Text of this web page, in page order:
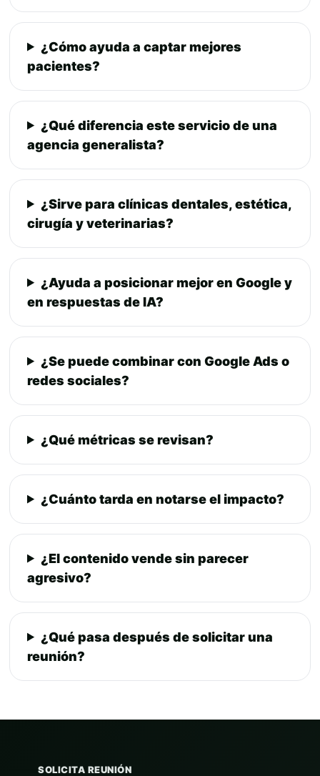
¿Cómo ayuda a captar mejores
pacientes?
¿Qué diferencia este servicio de una
agencia generalista?
¿Sirve para clínicas dentales, estética,
cirugía y veterinarias?
¿Ayuda a posicionar mejor en Google y
en respuestas de IA?
¿Se puede combinar con Google Ads o
redes sociales?
¿Qué métricas se revisan?
¿Cuánto tarda en notarse el impacto?
¿El contenido vende sin parecer
agresivo?
¿Qué pasa después de solicitar una
reunión?
SOLICITA REUNIÓN